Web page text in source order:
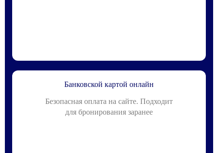
Банковской картой онлайн
Безопасная оплата на сайте. Подходит
для бронирования заранее